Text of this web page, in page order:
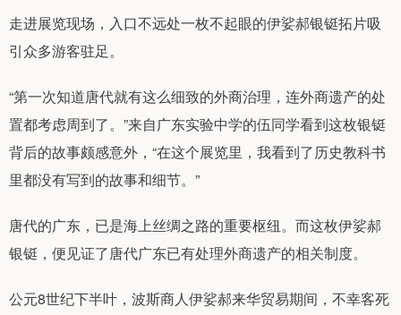
走进展览现场，入口不远处一枚不起眼的伊娑郝银铤拓片吸
引众多游客驻足。
“第一次知道唐代就有这么细致的外商治理，连外商遗产的处
置都考虑周到了。”来自广东实验中学的伍同学看到这枚银铤
背后的故事颇感意外，“在这个展览里，我看到了历史教科书
里都没有写到的故事和细节。”
唐代的广东，已是海上丝绸之路的重要枢纽。而这枚伊娑郝
银铤，便见证了唐代广东已有处理外商遗产的相关制度。
公元8世纪下半叶，波斯商人伊娑郝来华贸易期间，不幸客死